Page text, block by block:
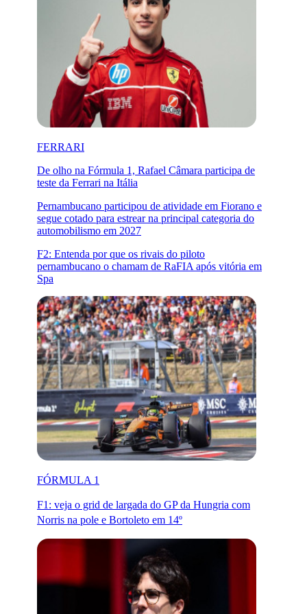
FERRARI
De olho na Fórmula 1, Rafael Câmara participa de
teste da Ferrari na Itália
Pernambucano participou de atividade em Fiorano e
segue cotado para estrear na principal categoria do
automobilismo em 2027
F2: Entenda por que os rivais do piloto
pernambucano o chamam de RaFIA após vitória em
Spa
FÓRMULA 1
F1: veja o grid de largada do GP da Hungria com
Norris na pole e Bortoleto em 14º